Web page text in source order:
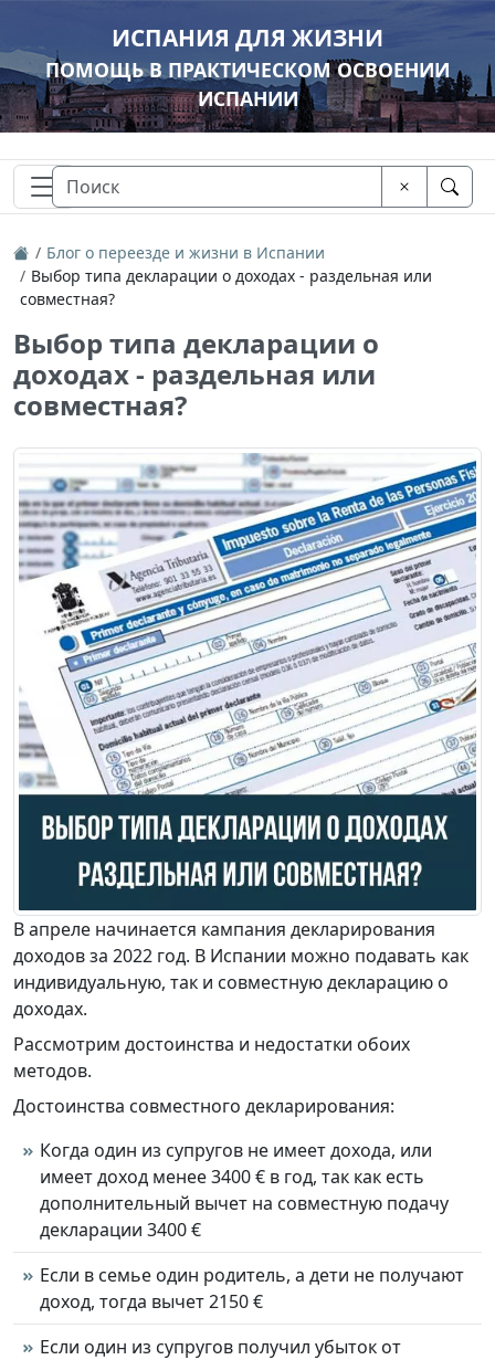
ИСПАНИЯ ДЛЯ ЖИЗНИ
ПОМОЩЬ В ПРАКТИЧЕСКОМ ОСВОЕНИИ
ИСПАНИИ
Блог о переезде и жизни в Испании
Выбор типа декларации о доходах - раздельная или
совместная?
Выбор типа декларации о
доходах - раздельная или
совместная?
В апреле начинается кампания декларирования
доходов за 2022 год. В Испании можно подавать как
индивидуальную, так и совместную декларацию о
доходах.
Рассмотрим достоинства и недостатки обоих
методов.
Достоинства совместного декларирования:
Когда один из супругов не имеет дохода, или
имеет доход менее 3400 € в год, так как есть
дополнительный вычет на совместную подачу
декларации 3400 €
Если в семье один родитель, а дети не получают
доход, тогда вычет 2150 €
Если один из супругов получил убыток от